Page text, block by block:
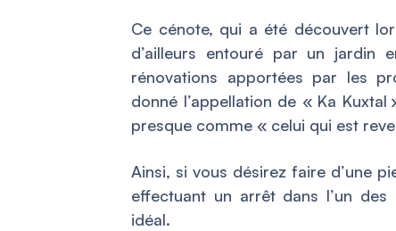
Ce cénote, qui a été découvert
d’ailleurs entouré par un jardin
rénovations apportées par les
donné l’appellation de « Ka
presque comme « celui qui est
Ainsi, si vous désirez faire d’une
effectuant un arrêt dans l’un des
idéal.